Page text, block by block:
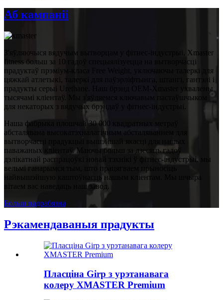
Аб кампаніі
З'яўляючыся вядучым вытворцам у фітнес-індустрыі, Xmaster
fitness больш за 10 гадоў спецыялізуецца на вытворчасці
прадуктаў прэміум-класа Free Weight, уключаючы талеркі для
цяжкай атлетыкі, талеркі для паўэрліфтынга, штангі, гантэлі і
прадукты серыі Urethane. Наш брэнд OEM-Xmaster ухвалены
тысячамі кліентаў. Мы з'яўляемся ключавым пастаўшчыком
для некаторых з вядучых брэндаў у фітнес-індустрыі.
Наша фабрыка плошчай 30 000 квадратных метраў
абсталявана высокатэхналагічным абсталяваннем для
вытворчасці прадукцыі вышэйшай якасці для нашых
паважаных кліентаў. Маючы больш за дзесяць гадоў
дэлікатнай распрацоўкі новай тэхнікі ў фітнес-індустрыі, мы
вельмі ганарымся тым, што працягваем прыносіць
найвышэйшую каштоўнасць нашым кліентам. Мы шчыра
вітаем вас наведаць наш завод.
Больш падрабязна
Рэкамендаваныя прадукты
Пласціна Girp з урэтанавага
колеру XMASTER Premium